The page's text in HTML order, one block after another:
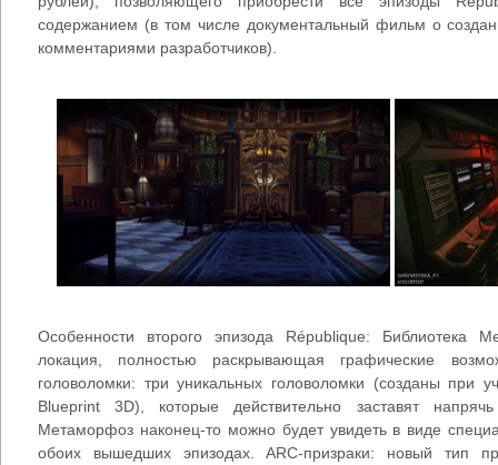
содержанием (в том числе документальный фильм о
комментариями разработчиков).
Особенности второго эпизода République: Библиотека
локация, полностью раскрывающая графические
головоломки: три уникальных головоломки (созданы при
Blueprint 3D), которые действительно заставят
Метаморфоз наконец-то можно будет увидеть в виде
обоих вышедших эпизодах. ARC-призраки: новый тип